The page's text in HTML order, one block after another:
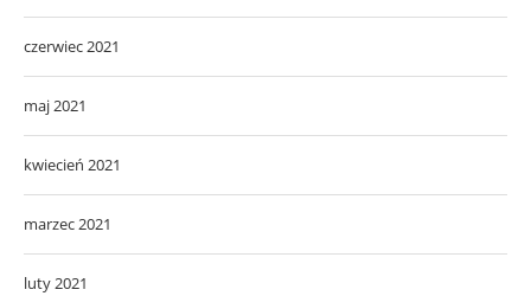
czerwiec 2021
maj 2021
kwiecień 2021
marzec 2021
luty 2021